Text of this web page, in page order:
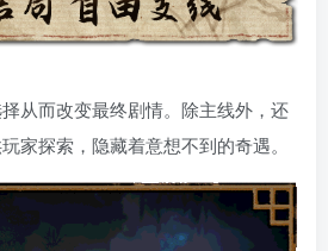
从而改变最终剧情。除主线外，还
家探索，隐藏着意想不到的奇遇。